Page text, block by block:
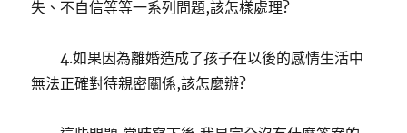
失、不自信等等一系列問題,該怎樣處理?
4.如果因為離婚造成了孩子在以後的感情生活中
無法正確對待親密關係,該怎麼辦?